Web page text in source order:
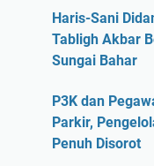
Haris-Sani
Tabligh Akbar
Sungai Bahar
P3K dan
Parkir,
Penuh Disorot